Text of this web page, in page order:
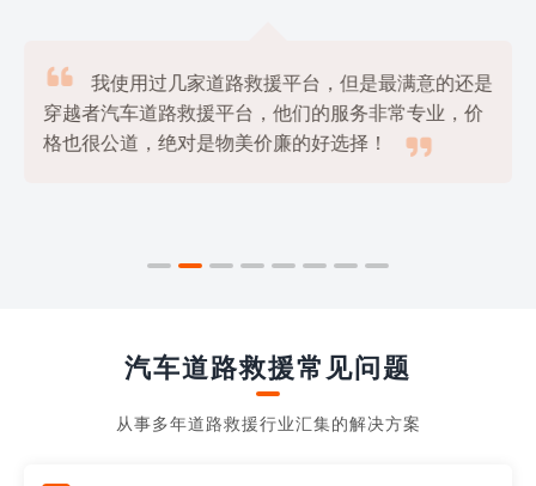

我使用过几家道路救援平台，但是最满意的还是
穿越者汽车道路救援平台，他们的服务非常专业，价
格也很公道，绝对是物美价廉的好选择！

汽车道路救援常见问题
从事多年道路救援行业汇集的解决方案